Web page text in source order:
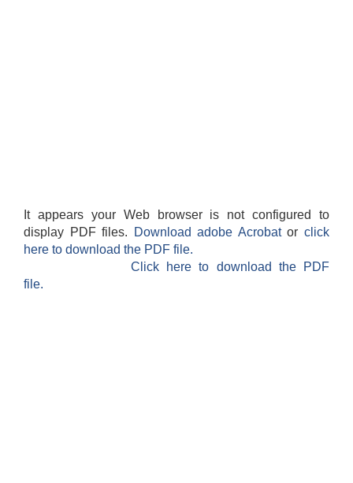
It appears your Web browser is not configured to
display PDF files.
Download adobe Acrobatorclick
here to download the PDF file.
Click here to download the PDF
file.